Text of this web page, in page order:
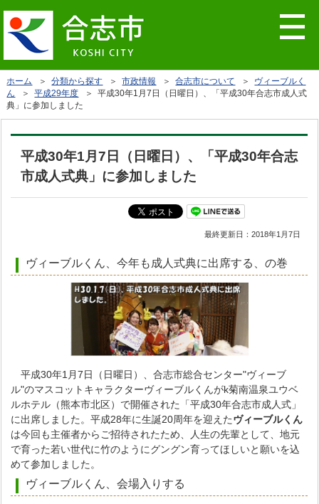
ホーム ＞分類から探す ＞市政情報 ＞合志市について ＞ ヴィーブルく
ん
＞平成29年度 ＞ 平成30年1月7日（日曜日）、「平成30年合志市成人式
典」に参加しました
平成30年1月7日（日曜日）、「平成30年合志
市成人式典」に参加しました
最終更新日：2018年1月7日
ヴィーブルくん、今年も成人式典に出席する、の巻
平成30年1月7日（日曜日）、合志市総合センター"ヴィーブ
ル"のマスコットキャラクターヴィーブルくんがk菊南温泉ユウベ
ルホテル（熊本市北区）で開催された「平成30年合志市成人式」
に出席しました。平成28年に生誕20周年を迎えたヴィーブルくん
は今回も主催者からご招待されたため、人生の先輩として、地元
で育った若い世代に竹のようにグングン育ってほしいと願いを込
めて参加しました。
ヴィーブルくん、会場入りする